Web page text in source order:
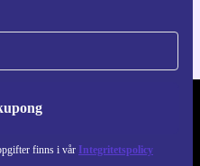
finns i vår Integritetspolicy
- RETHINK NEW.